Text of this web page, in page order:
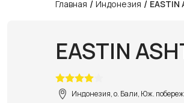
Главная / Индонезия / EASTIN
EASTIN
Индонезия, о. Бали, Юж.